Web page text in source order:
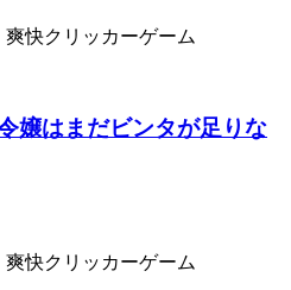
快クリッカーゲーム
嬢はまだビンタが足りな
快クリッカーゲーム